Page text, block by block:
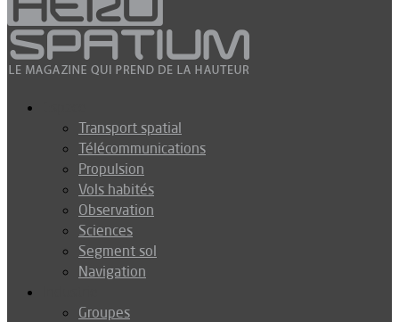
Transport spatial
Télécommunications
Propulsion
Vols habités
Observation
Sciences
Segment sol
Navigation
Groupes